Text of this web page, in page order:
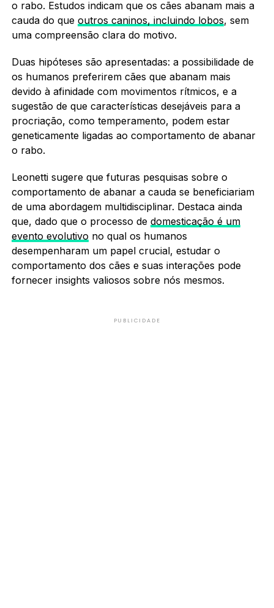
o rabo. Estudos indicam que os cães abanam mais a
cauda do que outros caninos, incluindo lobos, sem
uma compreensão clara do motivo.
Duas hipóteses são apresentadas: a possibilidade de
os humanos preferirem cães que abanam mais
devido à afinidade com movimentos rítmicos, e a
sugestão de que características desejáveis para a
procriação, como temperamento, podem estar
geneticamente ligadas ao comportamento de abanar
o rabo.
Leonetti sugere que futuras pesquisas sobre o
comportamento de abanar a cauda se beneficiariam
de uma abordagem multidisciplinar. Destaca ainda
que, dado que o processo de domesticação é um
evento evolutivo no qual os humanos
desempenharam um papel crucial, estudar o
comportamento dos cães e suas interações pode
fornecer insights valiosos sobre nós mesmos.
PUBLICIDADE